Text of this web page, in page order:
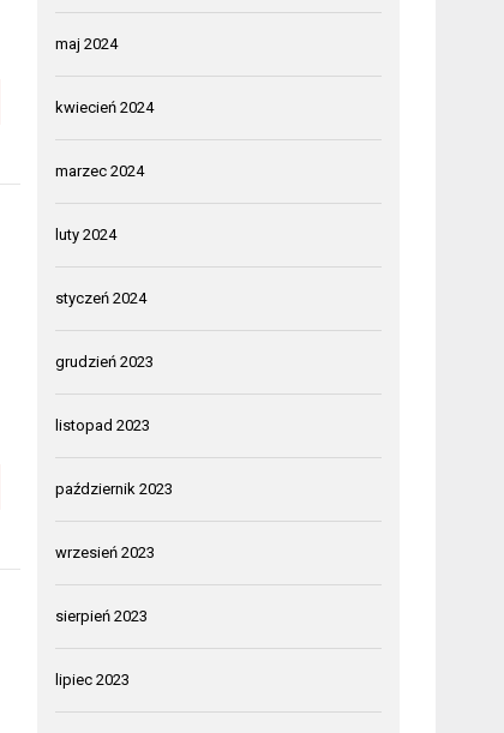
maj 2024
kwiecień 2024
marzec 2024
luty 2024
styczeń 2024
grudzień 2023
listopad 2023
październik 2023
wrzesień 2023
sierpień 2023
lipiec 2023